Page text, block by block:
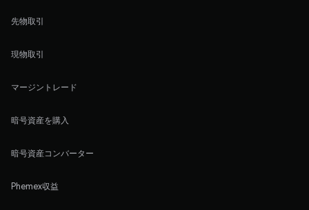
先物取引
現物取引
マージントレード
暗号資産を購入
暗号資産コンバーター
Phemex収益